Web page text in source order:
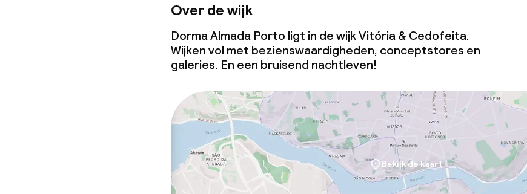
Over de wijk
Dorma Almada Porto ligt in de wijk Vitória & Cedofeita.
Wijken vol met bezienswaardigheden, conceptstores en
galeries. En een bruisend nachtleven!
Bekijk de kaart